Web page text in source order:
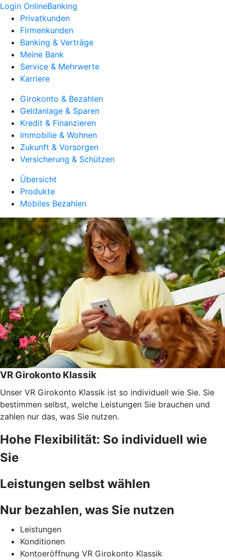
Login OnlineBanking
Privatkunden
Firmenkunden
Banking & Verträge
Meine Bank
Service & Mehrwerte
Karriere
Girokonto & Bezahlen
Geldanlage & Sparen
Kredit & Finanzieren
Immobilie & Wohnen
Zukunft & Vorsorgen
Versicherung & Schützen
Übersicht
Produkte
Mobiles Bezahlen
VR Girokonto Klassik
Unser VR Girokonto Klassik ist so individuell wie Sie. Sie
bestimmen selbst, welche Leistungen Sie brauchen und
zahlen nur das, was Sie nutzen.
Hohe Flexibilität: So individuell wie
Sie
Leistungen selbst wählen
Nur bezahlen, was Sie nutzen
Leistungen
Konditionen
Kontoeröffnung VR Girokonto Klassik